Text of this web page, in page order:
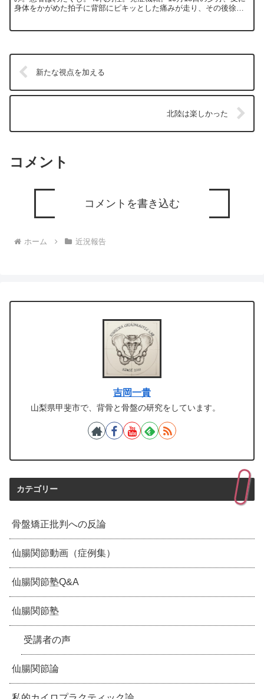
身体をかがめた拍子に背部にピキッとした痛みが走り、その後徐々
新たな視点を加える
北陸は楽しかった
コメント
コメントを書き込む
ホーム 近況報告
吉岡一貴
山梨県甲斐市で、背骨と骨盤の研究をしています。
カテゴリー
骨盤矯正批判への反論
仙腸関節動画（症例集）
仙腸関節塾Q&A
仙腸関節塾
受講者の声
仙腸関節論